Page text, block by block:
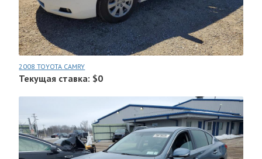
2008 TOYOTA CAMRY
Текущая ставка: $0